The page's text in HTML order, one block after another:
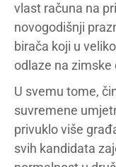
vlast računa na
novogodišnji
birača koji u
odlaze na zimske
U svemu tome,
suvremene
privuklo više
svih kandidata